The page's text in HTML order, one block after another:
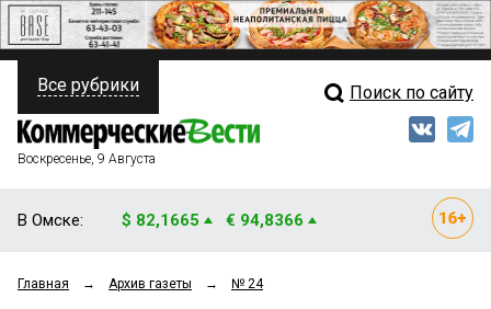
ПОЛИТИКА
ФИНАНСЫ
ОБЩЕСТВО
Свежий выпуск
Все рубрики Поиск по сайту
Воскресенье, 9 Августа
В Омске: $ 82,1665 € 94,8366
Главная → Архив газеты → № 24